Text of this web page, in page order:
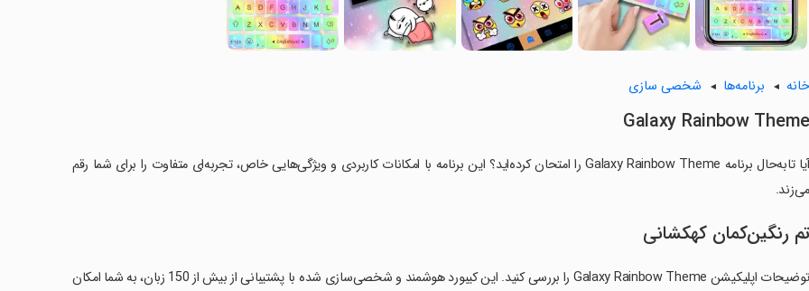
خانه برنامه‌ها شخصی سازی
Galaxy Rainbow Theme
آیا تابه‌حال برنامه Galaxy Rainbow Theme را امتحان کرده‌اید؟ این برنامه با امکانات کاربردی و ویژگی‌هایی خاص، تجربه‌ای متفاوت را برای شما رقم
می‌زند.
تم رنگین‌کمان کهکشانی
توضیحات اپلیکیشن Galaxy Rainbow Theme را بررسی کنید. این کیبورد هوشمند و شخصی‌سازی شده با پشتیبانی از بیش از 150 زبان، به شما امکان